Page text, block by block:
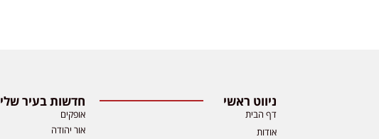
ניווט ראשי
דף הבית
אודות
חדשות בעיר שלי
אופקים
אור יהודה